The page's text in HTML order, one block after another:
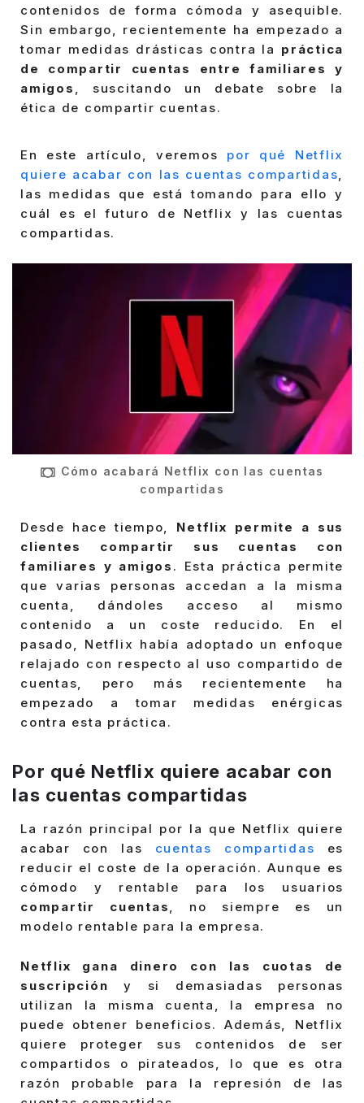
contenidos de forma cómoda y asequible.
Sin embargo, recientemente ha empezado a
tomar medidas drásticas contra la práctica
de compartir cuentas entre familiares y
amigos , suscitando un debate sobre la
ética de compartir cuentas.
En este artículo, veremos por qué Netflix
quiere acabar con las cuentas compartidas,
las medidas que está tomando para ello y
cuál es el futuro de Netflix y las cuentas
compartidas.
Cómo acabará Netflix con las cuentas
compartidas
Desde hace tiempo,
Netflix permite a sus
clientes compartir sus cuentas con
familiares y amigos . Esta práctica permite
que varias personas accedan a la misma
cuenta, dándoles acceso al mismo
contenido a un coste reducido. En el
pasado, Netflix había adoptado un enfoque
relajado con respecto al uso compartido de
cuentas, pero más recientemente ha
empezado a tomar medidas enérgicas
contra esta práctica.
Por qué Netflix quiere acabar con
las cuentas compartidas
La razón principal por la que Netflix quiere
acabar con las cuentas compartidas es
reducir el coste de la operación. Aunque es
cómodo y rentable para los usuarios
compartir cuentas, no siempre es un
modelo rentable para la empresa.
Netflix gana dinero con las cuotas de
suscripción y si demasiadas personas
utilizan la misma cuenta, la empresa no
puede obtener beneficios. Además, Netflix
quiere proteger sus contenidos de ser
compartidos o pirateados, lo que es otra
razón probable para la represión de las